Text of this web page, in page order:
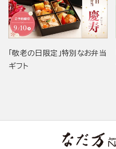
「敬老の日限定」特別なお弁当
ギフト